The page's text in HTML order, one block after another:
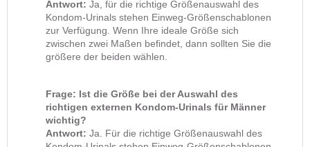
Antwort: Ja, für die richtige Größenauswahl des
Kondom-Urinals stehen Einweg-Größenschablonen
zur Verfügung. Wenn Ihre ideale Größe sich
zwischen zwei Maßen befindet, dann sollten Sie die
größere der beiden wählen.
Frage: Ist die Größe bei der Auswahl des
richtigen externen Kondom-Urinals für Männer
wichtig?
Antwort: Ja. Für die richtige Größenauswahl des